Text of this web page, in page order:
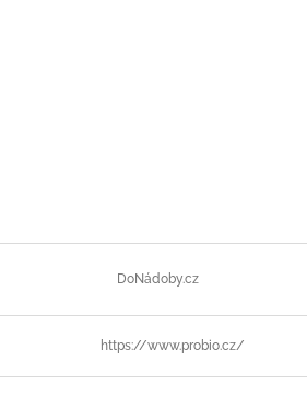
DoNádoby.cz
https://www.probio.cz/